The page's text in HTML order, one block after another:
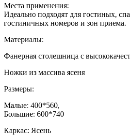
Места применения:
Идеально подходят для гостиных,
гостиничных номеров и зон приема.
Материалы:
Фанерная столешница с
Ножки из массива ясеня
Размеры:
Малые: 400*560,
Большие: 600*740
Каркас: Ясень